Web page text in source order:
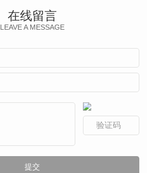
在线留言
LEAVE A MESSAGE